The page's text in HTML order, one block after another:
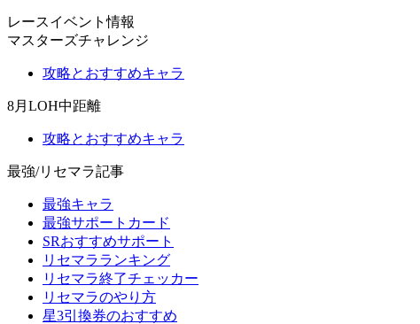
レースイベント情報
マスターズチャレンジ
攻略とおすすめキャラ
8月LOH中距離
攻略とおすすめキャラ
最強/リセマラ記事
最強キャラ
最強サポートカード
SRおすすめサポート
リセマラランキング
リセマラ終了チェッカー
リセマラのやり方
星3引換券のおすすめ